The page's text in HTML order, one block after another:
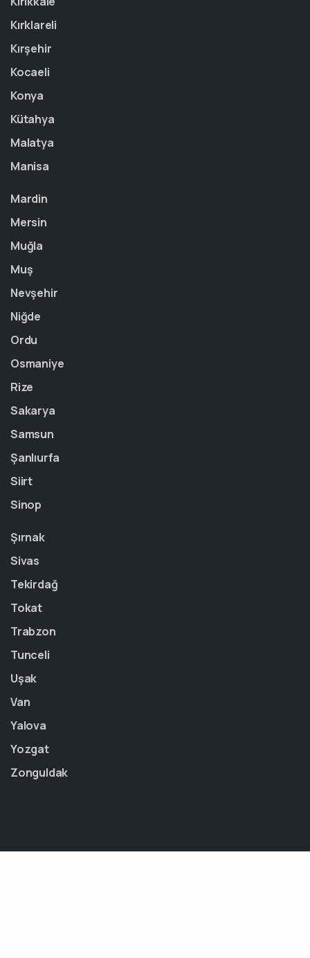
Kırklareli
Kırşehir
Kocaeli
Konya
Kütahya
Malatya
Manisa
Mardin
Mersin
Muğla
Muş
Nevşehir
Niğde
Ordu
Osmaniye
Rize
Sakarya
Samsun
Şanlıurfa
Siirt
Sinop
Şırnak
Sivas
Tekirdağ
Tokat
Trabzon
Tunceli
Uşak
Van
Yalova
Yozgat
Zonguldak